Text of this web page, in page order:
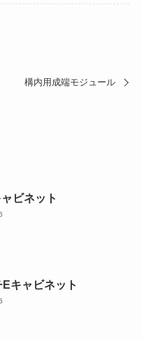
構内用成端モジュール
ビネット
キャビネット